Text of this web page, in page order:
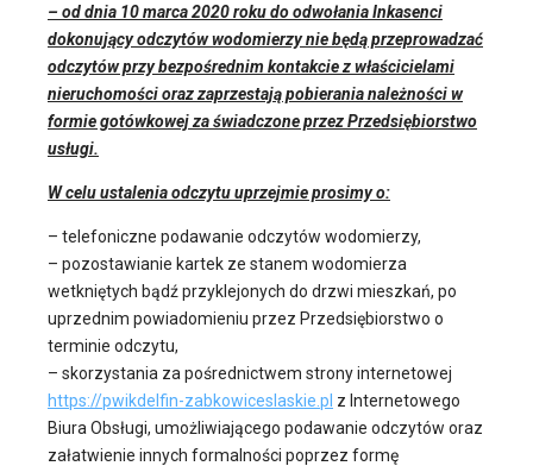
– od dnia 10 marca 2020 roku do odwołania Inkasenci
dokonujący odczytów wodomierzy nie będą przeprowadzać
odczytów przy bezpośrednim kontakcie z właścicielami
nieruchomości oraz zaprzestają pobierania należności w
formie gotówkowej za świadczone przez Przedsiębiorstwo
usługi.
W celu ustalenia odczytu uprzejmie prosimy o:
– telefoniczne podawanie odczytów wodomierzy,
– pozostawianie kartek ze stanem wodomierza
wetkniętych bądź przyklejonych do drzwi mieszkań, po
uprzednim powiadomieniu przez Przedsiębiorstwo o
terminie odczytu,
– skorzystania za pośrednictwem strony internetowej
https://pwikdelfin-zabkowiceslaskie.pl z Internetowego
Biura Obsługi, umożliwiającego podawanie odczytów oraz
załatwienie innych formalności poprzez formę